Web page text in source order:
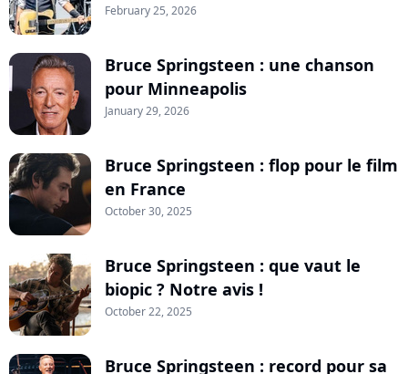
February 25, 2026
Bruce Springsteen : une chanson
pour Minneapolis
January 29, 2026
Bruce Springsteen : flop pour le film
en France
October 30, 2025
Bruce Springsteen : que vaut le
biopic ? Notre avis !
October 22, 2025
Bruce Springsteen : record pour sa